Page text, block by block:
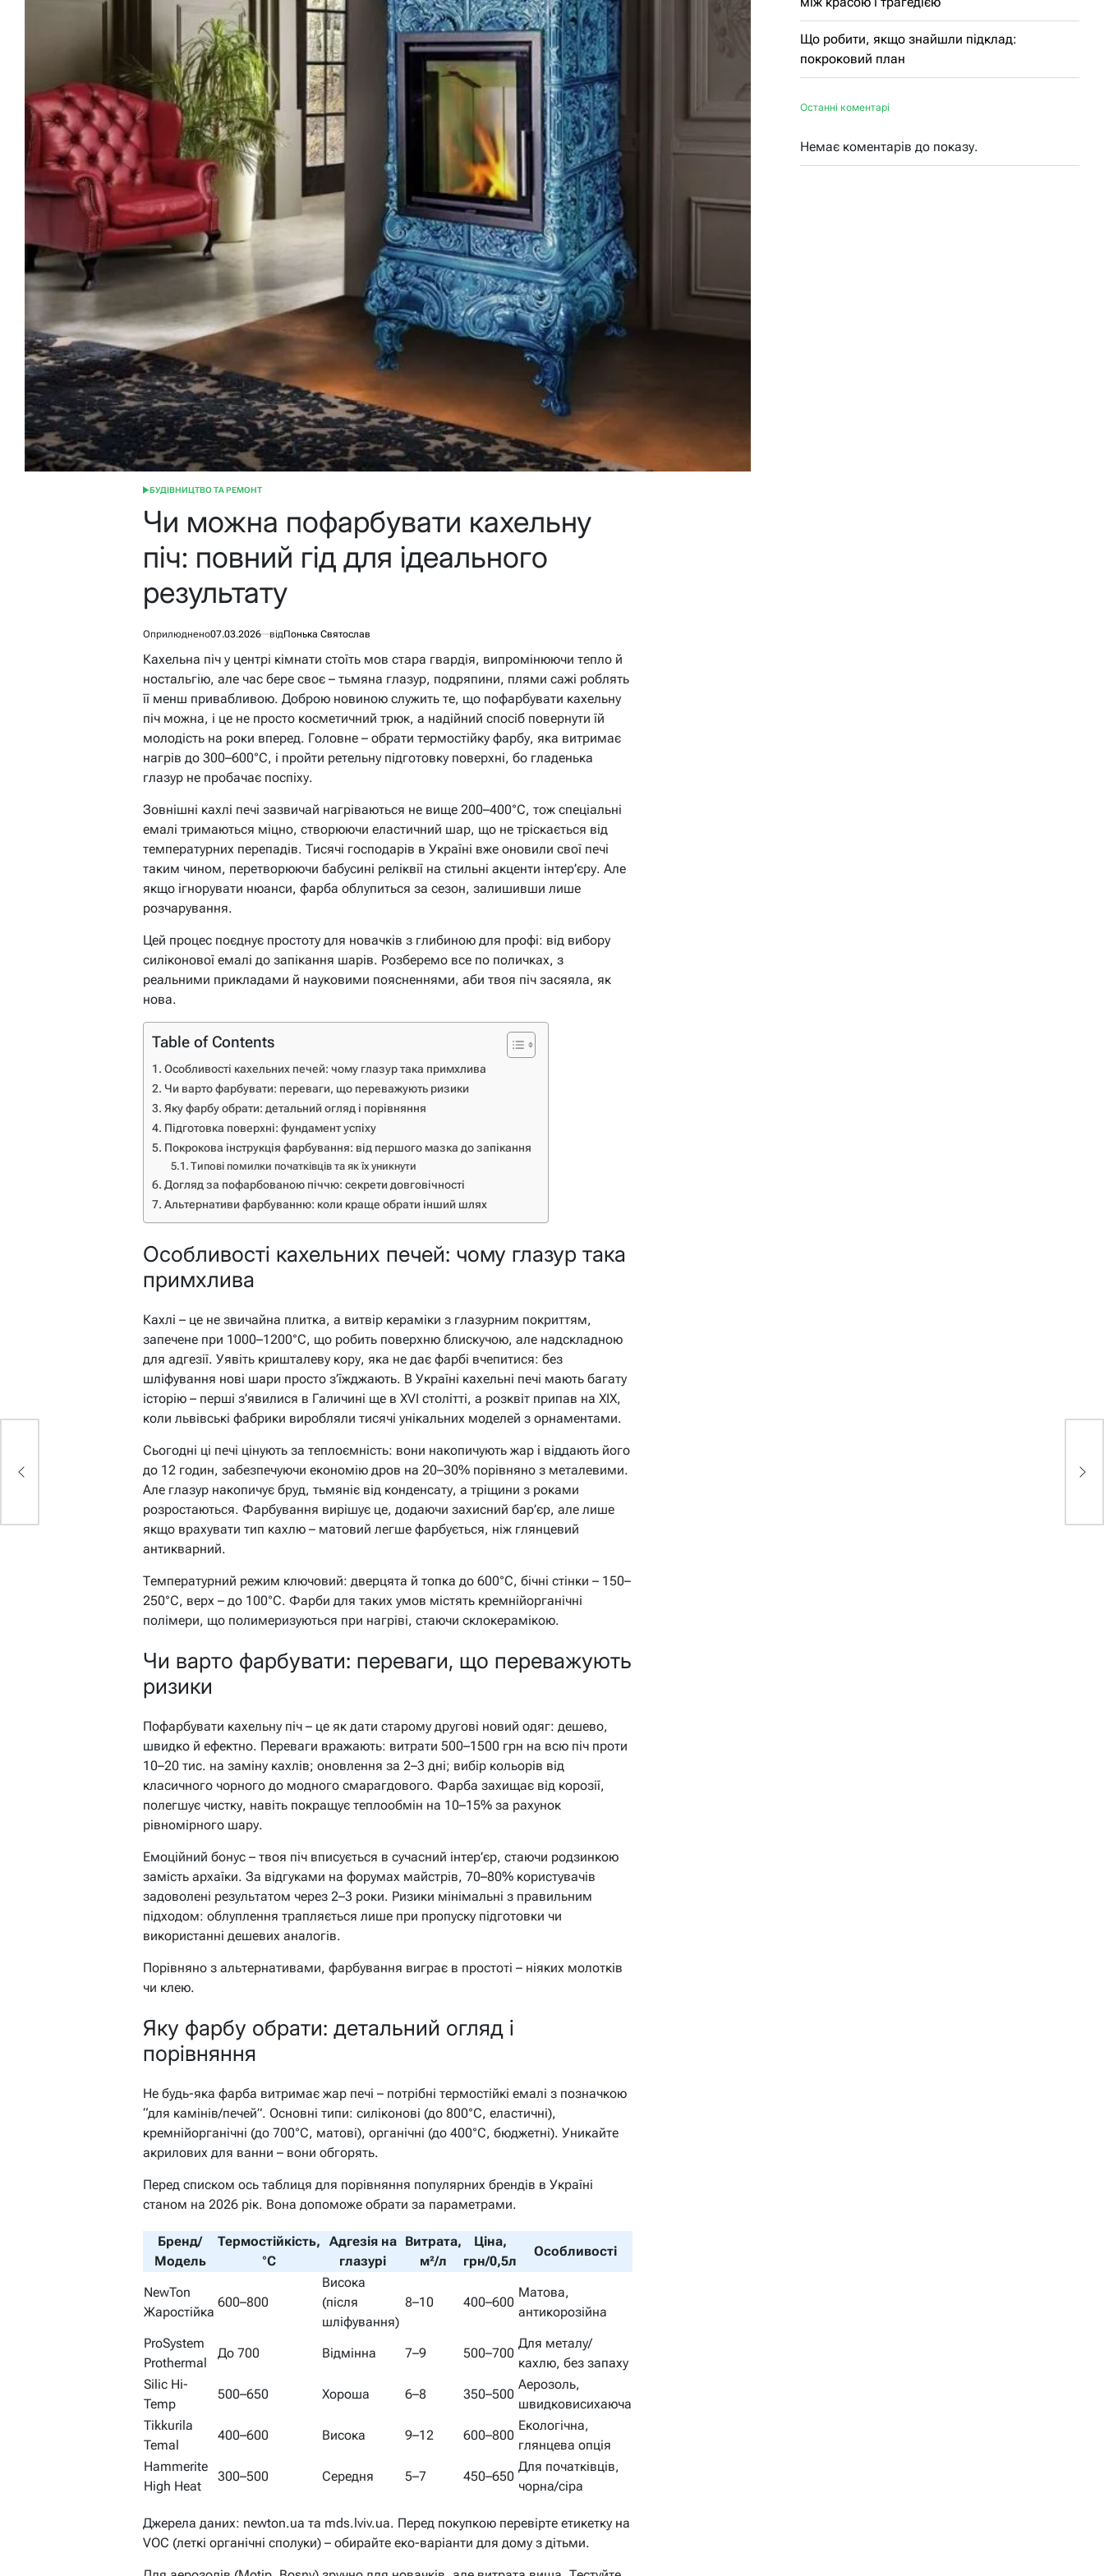
ОПУБЛІКУВАТИ
БУДІВНИЦТВО ТА РЕМОНТ
Чи можна пофарбувати кахельну
піч: повний гід для ідеального
результату
Оприлюднено07.03.2026 відПонька Святослав
Кахельна піч у центрі кімнати стоїть мов стара гвардія, випромінюючи тепло й
ностальгію, але час бере своє – тьмяна глазур, подряпини, плями сажі роблять
її менш привабливою. Доброю новиною служить те, що пофарбувати кахельну
піч можна, і це не просто косметичний трюк, а надійний спосіб повернути їй
молодість на роки вперед. Головне – обрати термостійку фарбу, яка витримає
нагрів до 300–600°C, і пройти ретельну підготовку поверхні, бо гладенька
глазур не пробачає поспіху.
Зовнішні кахлі печі зазвичай нагріваються не вище 200–400°C, тож спеціальні
емалі тримаються міцно, створюючи еластичний шар, що не тріскається від
температурних перепадів. Тисячі господарів в Україні вже оновили свої печі
таким чином, перетворюючи бабусині реліквії на стильні акценти інтер’єру. Але
якщо ігнорувати нюанси, фарба облупиться за сезон, залишивши лише
розчарування.
Цей процес поєднує простоту для новачків з глибиною для профі: від вибору
силіконової емалі до запікання шарів. Розберемо все по поличках, з
реальними прикладами й науковими поясненнями, аби твоя піч засяяла, як
нова.
Table of Contents
Особливості кахельних печей: чому глазур така примхлива
Чи варто фарбувати: переваги, що переважують ризики
Яку фарбу обрати: детальний огляд і порівняння
Підготовка поверхні: фундамент успіху
Покрокова інструкція фарбування: від першого мазка до запікання
Типові помилки початківців та як їх уникнути
Догляд за пофарбованою піччю: секрети довговічності
Альтернативи фарбуванню: коли краще обрати інший шлях
Особливості кахельних печей: чому глазур така
примхлива
Кахлі – це не звичайна плитка, а витвір кераміки з глазурним покриттям,
запечене при 1000–1200°C, що робить поверхню блискучою, але надскладною
для адгезії. Уявіть кришталеву кору, яка не дає фарбі вчепитися: без
шліфування нові шари просто з’їжджають. В Україні кахельні печі мають багату
історію – перші з’явилися в Галичині ще в XVI столітті, а розквіт припав на XIX,
коли львівські фабрики виробляли тисячі унікальних моделей з орнаментами.
Сьогодні ці печі цінують за теплоємність: вони накопичують жар і віддають його
до 12 годин, забезпечуючи економію дров на 20–30% порівняно з металевими.
Але глазур накопичує бруд, тьмяніє від конденсату, а тріщини з роками
розростаються. Фарбування вирішує це, додаючи захисний бар’єр, але лише
якщо врахувати тип кахлю – матовий легше фарбується, ніж глянцевий
антикварний.
Температурний режим ключовий: дверцята й топка до 600°C, бічні стінки – 150–
250°C, верх – до 100°C. Фарби для таких умов містять кремнійорганічні
полімери, що полимеризуються при нагріві, стаючи склокерамікою.
Чи варто фарбувати: переваги, що переважують
ризики
Пофарбувати кахельну піч – це як дати старому другові новий одяг: дешево,
швидко й ефектно. Переваги вражають: витрати 500–1500 грн на всю піч проти
10–20 тис. на заміну кахлів; оновлення за 2–3 дні; вибір кольорів від
класичного чорного до модного смарагдового. Фарба захищає від корозії,
полегшує чистку, навіть покращує теплообмін на 10–15% за рахунок
рівномірного шару.
Емоційний бонус – твоя піч вписується в сучасний інтер’єр, стаючи родзинкою
замість архаїки. За відгуками на форумах майстрів, 70–80% користувачів
задоволені результатом через 2–3 роки. Ризики мінімальні з правильним
підходом: облуплення трапляється лише при пропуску підготовки чи
використанні дешевих аналогів.
Порівняно з альтернативами, фарбування виграє в простоті – ніяких молотків
чи клею.
Яку фарбу обрати: детальний огляд і
порівняння
Не будь-яка фарба витримає жар печі – потрібні термостійкі емалі з позначкою
“для камінів/печей”. Основні типи: силіконові (до 800°C, еластичні),
кремнійорганічні (до 700°C, матові), органічні (до 400°C, бюджетні). Уникайте
акрилових для ванни – вони обгорять.
Перед списком ось таблиця для порівняння популярних брендів в Україні
станом на 2026 рік. Вона допоможе обрати за параметрами.
Бренд/
Модель
Термостійкість,
°C
Адгезія на
глазурі
Витрата,
м²/л
Ціна,
грн/0,5л
Особливості
NewTon
Жаростійка
600–800
Висока
(після
шліфування)
8–10 400–600
Матова,
антикорозійна
ProSystem
Prothermal
До 700 Відмінна 7–9 500–700
Для металу/
кахлю, без запаху
Silic Hi-
Temp
500–650 Хороша 6–8 350–500
Аерозоль,
швидковисихаюча
Tikkurila
Temal
400–600 Висока 9–12 600–800
Екологічна,
глянцева опція
Hammerite
High Heat
300–500 Середня 5–7 450–650
Для початківців,
чорна/сіра
Джерела даних: newton.ua та mds.lviv.ua. Перед покупкою перевірте етикетку на
VOC (леткі органічні сполуки) – обирайте еко-варіанти для дому з дітьми.
Що робити, якщо знайшли підклад:
покроковий план
Останні коментарі
Немає коментарів до показу.